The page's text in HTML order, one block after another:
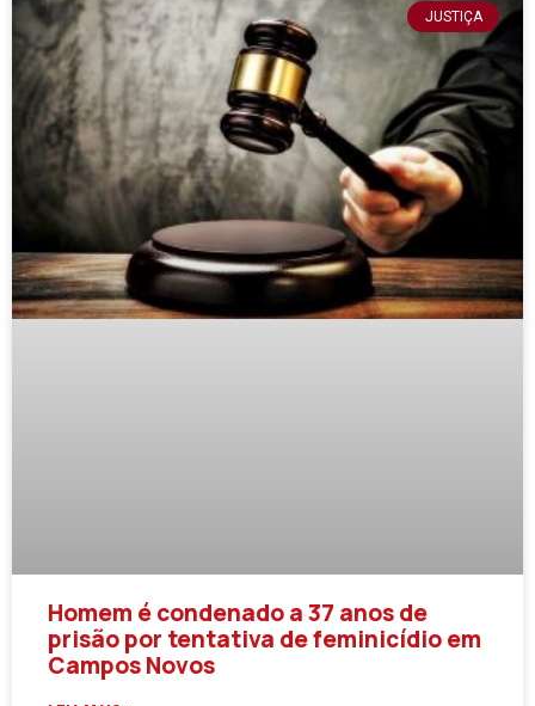
JUSTIÇA
Homem é condenado a 37 anos de
prisão por tentativa de feminicídio em
Campos Novos